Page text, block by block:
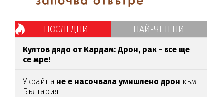
ПОСЛЕДНИ НАЙ-ЧЕТЕНИ
Култов дядо от Кардам: Дрон, рак - все ще
се мре!
Украйна не е насочвала умишлено дрон към
България